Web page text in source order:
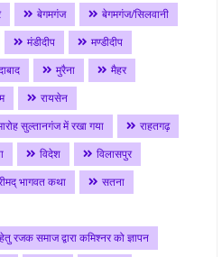
बेगमगंज
बेगमगंज/सिलवानी
मंडीदीप
मण्डीदीप
मुरैना
मैहर
रायसेन
सुल्तानगंज में रखा गया
राहतगढ़
विदेश
विलासपुर
भागवत कथा
सतना
समाज द्वारा कमिश्नर को ज्ञापन